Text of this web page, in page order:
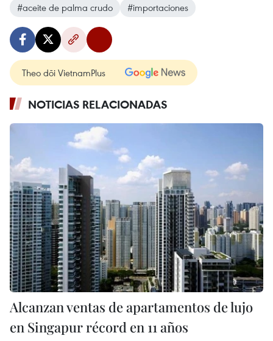
#aceite de palma crudo
#importaciones
Theo dõi VietnamPlus
NOTICIAS RELACIONADAS
Alcanzan ventas de apartamentos de lujo
en Singapur récord en 11 años